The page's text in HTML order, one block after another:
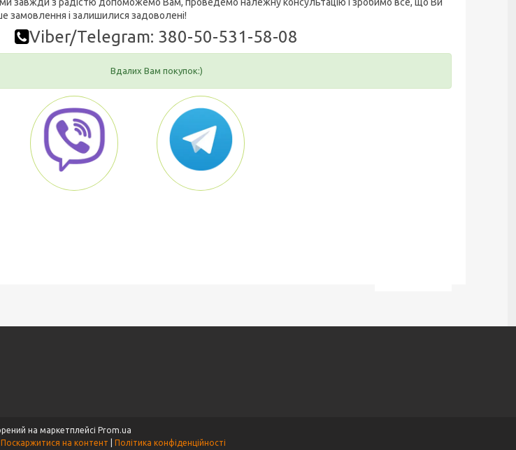
і залишилися задоволені!
Viber/Telegram: 380-50-531-58-08
Вдалих Вам покупок:)
на маркетплейсі Prom.ua
Поскаржитися на контент Політика конфіденційності